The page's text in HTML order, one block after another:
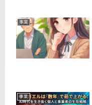
事業
事業